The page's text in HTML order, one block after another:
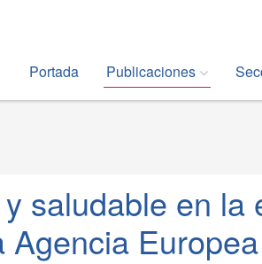
Portada Publicaciones
saludable en la
Agencia